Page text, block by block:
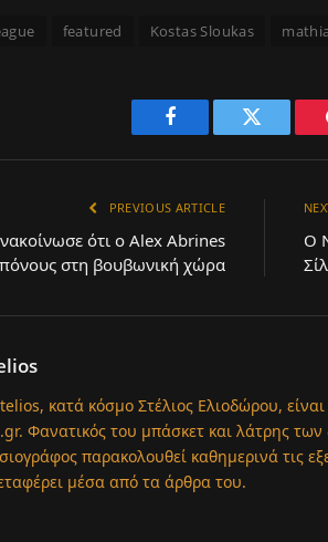
featured Kostas Sloukas
Facebook Twitter
PREVIOUS ARTICLE
ότι ο Alex Abrines
στη βουβωνική χώρα
Ο
κατά κόσμο Στέλιος Ελιοδώρου,
Φανατικός του μπάσκετ και λάτρης
παρακολουθεί καθημερινά τις
μέσα από τα άρθρα του.